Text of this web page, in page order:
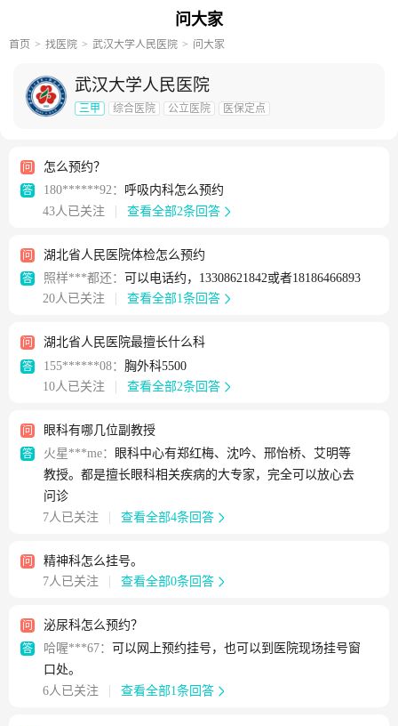
问大家
首页 找医院 武汉大学人民医院 问大家
武汉大学人民医院
三甲 综合医院 公立医院 医保定点
问 怎么预约？
答 180******92： 呼吸内科怎么预约
43人已关注
查看全部2条回答
问 湖北省人民医院体检怎么预约
答 照样***都还：
可以电话约，13308621842或者18186466893
20人已关注
查看全部1条回答
问 湖北省人民医院最擅长什么科
答 155******08： 胸外科5500
10人已关注
查看全部2条回答
问 眼科有哪几位副教授
答 火星***me：
眼科中心有郑红梅、沈吟、邢怡桥、艾明等
教授。都是擅长眼科相关疾病的大专家，完全可以放心去
问诊
7人已关注
查看全部4条回答
问
精神科怎么挂号。
7人已关注
查看全部0条回答
问 泌尿科怎么预约？
答 哈喔***67：
可以网上预约挂号，也可以到医院现场挂号窗
口处。
6人已关注
查看全部1条回答